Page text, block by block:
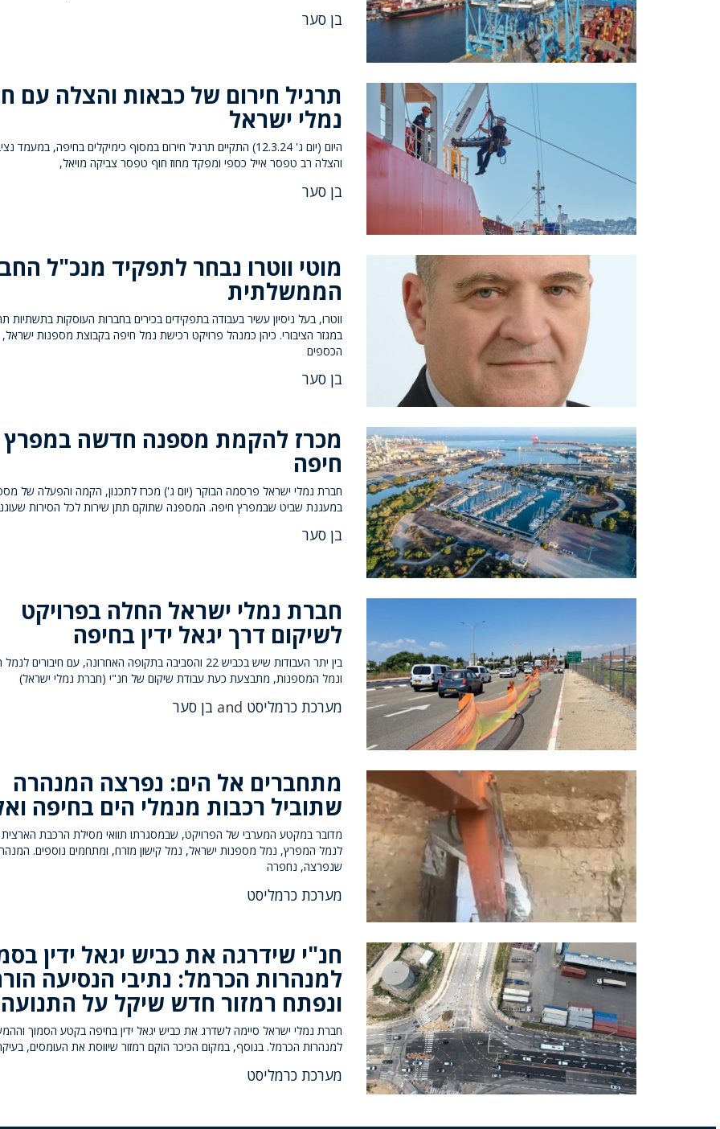
בן סער
תרגיל חירום של כבאות והצלה עם
נמלי ישראל
היום (יום ג' 12.3.24) התקיים תרגיל חירום במסוף כימיקלים בחיפה, במעמד
והצלה רב טפסר אייל כספי ומפקד מחוז חוף טפסר צביקה מויאל,
בן סער
מוטי ווטרו נבחר לתפקיד מנכ"ל
הממשלתית
ווטרו, בעל ניסיון עשיר בעבודה בתפקידים בכירים בחברות העוסקות בתשתיות
במגזר הציבורי. כיהן כמנהל פרויקט רכישת נמל חיפה בקבוצת מספנות
הכספים
בן סער
מכרז להקמת מספנה חדשה במפרץ
חיפה
חברת נמלי ישראל פרסמה הבוקר (יום ג') מכרז לתכנון, הקמה והפעלה של
במעגנת שביט שבמפרץ חיפה. המספנה שתוקם תתן שירות לכל הסירות
בן סער
חברת נמלי ישראל החלה בפרויקט
לשיקום דרך יגאל ידין בחיפה
בין יתר העבודות שיש בכביש 22 והסביבה בתקופה האחרונה, עם חיבורים
ונמל המספנות, מתבצעת כעת עבודת שיקום של חנ"י (חברת נמלי ישראל)
מערכת כרמליסט בן סער
מתחברים אל הים: נפרצה המנהרה
שתוביל רכבות מנמלי הים בחיפה
מדובר במקטע המערבי של הפרויקט, שבמסגרתו תוואי מסילת הרכבת הארצית
לנמל המפרץ, נמל מספנות ישראל, נמל קישון מזרח, ומתחמים נוספים.
שנפרצה, נחפרה
מערכת כרמליסט
חנ"י שידרגה את כביש יגאל ידין
למנהרות הכרמל: נתיבי הנסיעה
ונפתח רמזור חדש שיקל על התנועה
חברת נמלי ישראל סיימה לשדרג את כביש יגאל ידין בחיפה בקטע הסמוך
למנהרות הכרמל. בנוסף, במקום הכיכר הוקם רמזור שיווסת את העומסים,
מערכת כרמליסט